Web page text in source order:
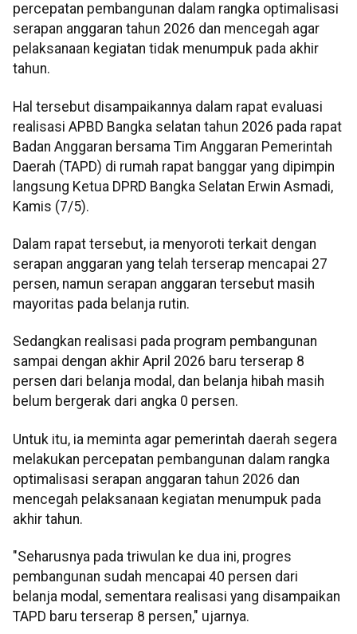
percepatan pembangunan dalam rangka optimalisasi
serapan anggaran tahun 2026 dan mencegah agar
pelaksanaan kegiatan tidak menumpuk pada akhir
tahun.
Hal tersebut disampaikannya dalam rapat evaluasi
realisasi APBD Bangka selatan tahun 2026 pada rapat
Badan Anggaran bersama Tim Anggaran Pemerintah
Daerah (TAPD) di rumah rapat banggar yang dipimpin
langsung Ketua DPRD Bangka Selatan Erwin Asmadi,
Kamis (7/5).
Dalam rapat tersebut, ia menyoroti terkait dengan
serapan anggaran yang telah terserap mencapai 27
persen, namun serapan anggaran tersebut masih
mayoritas pada belanja rutin.
Sedangkan realisasi pada program pembangunan
sampai dengan akhir April 2026 baru terserap 8
persen dari belanja modal, dan belanja hibah masih
belum bergerak dari angka 0 persen.
Untuk itu, ia meminta agar pemerintah daerah segera
melakukan percepatan pembangunan dalam rangka
optimalisasi serapan anggaran tahun 2026 dan
mencegah pelaksanaan kegiatan menumpuk pada
akhir tahun.
"Seharusnya pada triwulan ke dua ini, progres
pembangunan sudah mencapai 40 persen dari
belanja modal, sementara realisasi yang disampaikan
TAPD baru terserap 8 persen," ujarnya.